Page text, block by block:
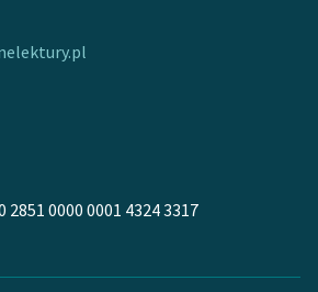
0000 0001 4324 3317